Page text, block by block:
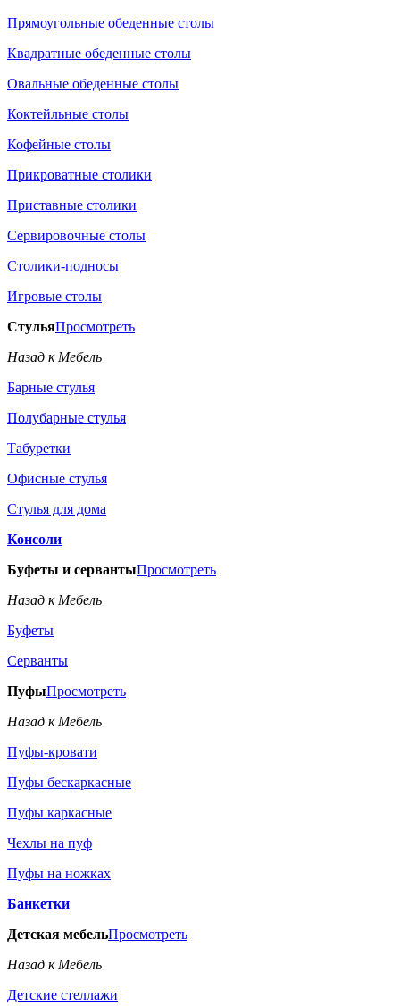
Прямоугольные обеденные столы
Квадратные обеденные столы
Овальные обеденные столы
Коктейльные столы
Кофейные столы
Прикроватные столики
Приставные столики
Сервировочные столы
Столики-подносы
Игровые столы
СтульяПросмотреть
Назад к Мебель
Барные стулья
Полубарные стулья
Табуретки
Офисные стулья
Стулья для дома
Консоли
Буфеты и сервантыПросмотреть
Назад к Мебель
Буфеты
Серванты
ПуфыПросмотреть
Назад к Мебель
Пуфы-кровати
Пуфы бескаркасные
Пуфы каркасные
Чехлы на пуф
Пуфы на ножках
Банкетки
Детская мебельПросмотреть
Назад к Мебель
Детские стеллажи